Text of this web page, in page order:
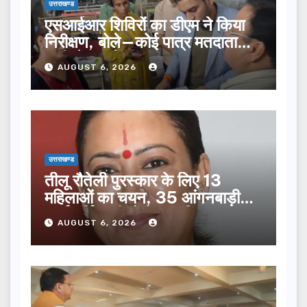
उत्तराखण्ड
एसआईआर शिविरों का डीएम ने किया
निरीक्षण, बोले—कोई पात्र मतदाता
सूची से न छूटे…
AUGUST 6, 2026
उत्तराखण्ड
तीलू रौतेली पुरस्कार के लिए 13
महिलाओं का चयन, 35 आंगनबाड़ी
कार्यकर्तियां भी होंगी सम्मानित…
AUGUST 6, 2026